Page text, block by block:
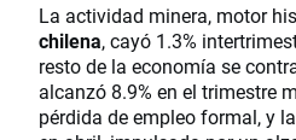
La actividad minera, motor
chilena, cayó 1.3%
resto de la economía se
alcanzó 8.9% en el trimestre
pérdida de empleo formal, y la